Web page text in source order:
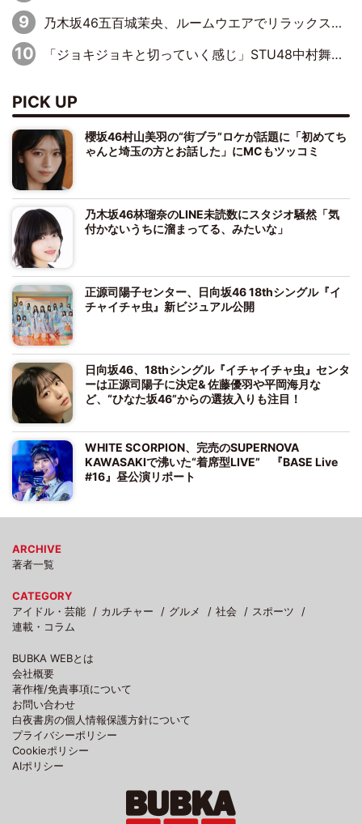
乃木坂46五百城茉央、ルームウエアでリラックス「今回のグラビアを見て成長を感じていただけるとうれしい」
「ジョキジョキと切っていく感じ」STU48中村舞、新しい挑戦は自らの手で
PICK UP
櫻坂46村山美羽の“街ブラ”ロケが話題に「初めてち
ゃんと埼玉の方とお話した」にMCもツッコミ
乃木坂46林瑠奈のLINE未読数にスタジオ騒然「気
付かないうちに溜まってる、みたいな」
正源司陽子センター、日向坂46 18thシングル『イ
チャイチャ虫』新ビジュアル公開
日向坂46、18thシングル『イチャイチャ虫』センタ
ーは正源司陽子に決定& 佐藤優羽や平岡海月な
ど、“ひなた坂46”からの選抜入りも注目！
WHITE SCORPION、完売のSUPERNOVA
KAWASAKIで沸いた“着席型LIVE” 『BASE Live
#16』昼公演リポート
ARCHIVE
著者一覧
CATEGORY
アイドル・芸能
カルチャー グルメ 社会
スポーツ
連載・コラム
BUBKA WEBとは
会社概要
著作権/免責事項について
お問い合わせ
白夜書房の個人情報保護方針について
プライバシーポリシー
Cookieポリシー
AIポリシー